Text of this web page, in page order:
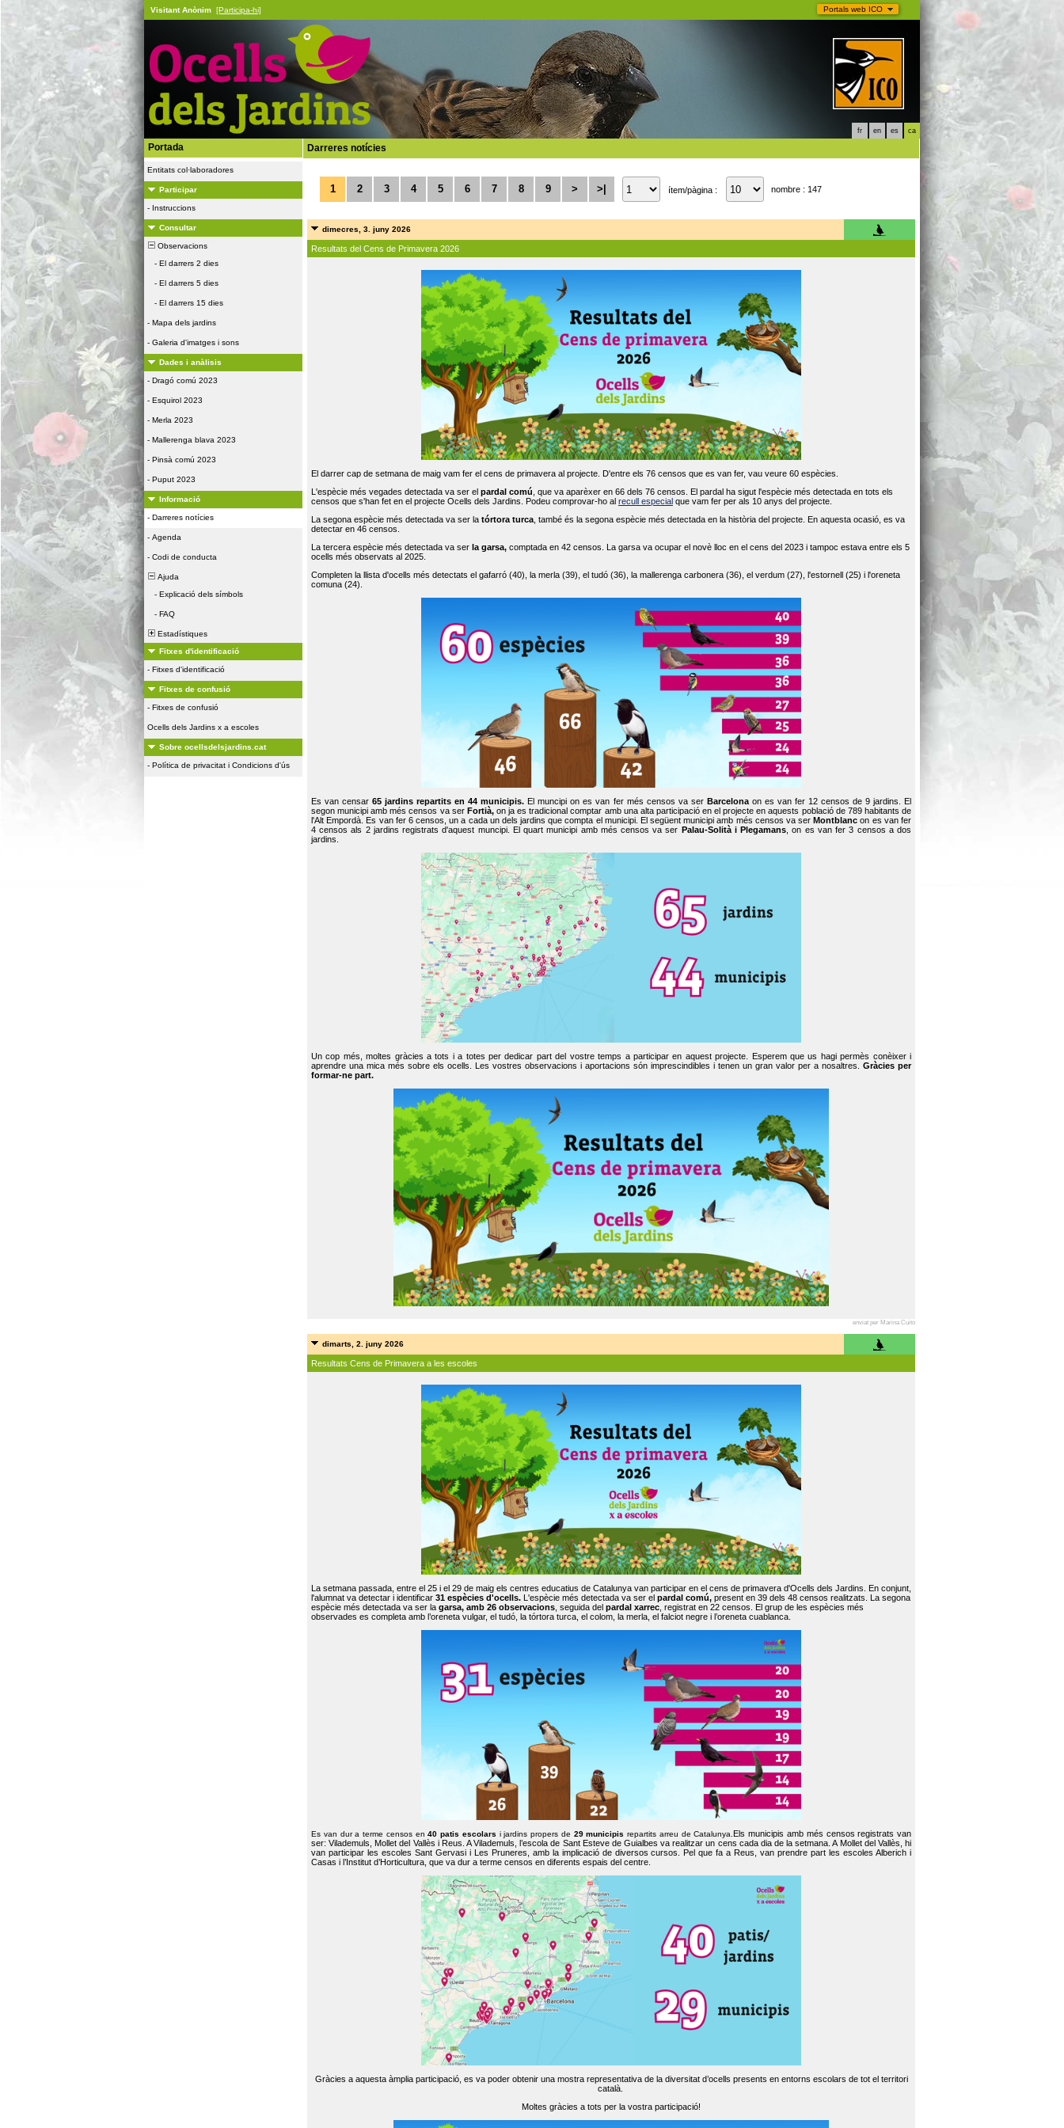
Portals web ICO
Visitant Anònim [Participa-hi]
fr en es ca
Portada
Entitats col·laboradores
Participar
- Instruccions
Consultar
Observacions
- El darrers 2 dies
- El darrers 5 dies
- El darrers 15 dies
- Mapa dels jardins
- Galeria d'imatges i sons
Dades i anàlisis
- Dragó comú 2023
- Esquirol 2023
- Merla 2023
- Mallerenga blava 2023
- Pinsà comú 2023
- Puput 2023
Informació
- Darreres notícies
- Agenda
- Codi de conducta
Ajuda
- Explicació dels símbols
- FAQ
Estadístiques
Fitxes d'identificació
- Fitxes d'identificació
Fitxes de confusió
- Fitxes de confusió
Ocells dels Jardins x a escoles
Sobre ocellsdelsjardins.cat
- Política de privacitat i Condicions d'ús
Darreres notícies
1 2 3 4 5 6 7 8 9 > >| ítem/pàgina : nombre : 147
dimecres, 3. juny 2026
Resultats del Cens de Primavera 2026
El darrer cap de setmana de maig vam fer el cens de primavera al projecte. D'entre els 76 censos que es van fer, vau veure 60 espècies.
L'espècie més vegades detectada va ser el pardal comú , que va aparèxer en 66 dels 76 censos. El pardal ha sigut l'espècie més detectada en tots els
censos que s'han fet en el projecte Ocells dels Jardins. Podeu comprovar-ho al recull especial que vam fer per als 10 anys del projecte.
La segona espècie més detectada va ser la tórtora turca , també és la segona espècie més detectada en la història del projecte. En aquesta ocasió, es va
detectar en 46 censos.
La tercera espècie més detectada va ser la garsa, comptada en 42 censos. La garsa va ocupar el novè lloc en el cens del 2023 i tampoc estava entre els 5
ocells més observats al 2025.
Completen la llista d'ocells més detectats el gafarró (40), la merla (39), el tudó (36), la mallerenga carbonera (36), el verdum (27), l'estornell (25) i l'oreneta
comuna (24).
Es van censar65 jardins repartits en 44 municipis. El muncipi on es van fer més censos va ser Barcelonaon es van fer 12 censos de 9 jardins. El
segon municipi amb més censos va ser Fortià, on ja es tradicional comptar amb una alta participació en el projecte en aquests població de 789 habitants de
l'Alt Empordà. Es van fer 6 censos, un a cada un dels jardins que compta el municipi. El següent municipi amb més censos va serMontblanc on es van fer
4 censos als 2 jardins registrats d'aquest muncipi. El quart municipi amb més censos va ser Palau-Solità i Plegamans , on es van fer 3 censos a dos
jardins.
Un cop més, moltes gràcies a tots i a totes per dedicar part del vostre temps a participar en aquest projecte. Esperem que us hagi permès conèixer i
aprendre una mica més sobre els ocells. Les vostres observacions i aportacions són imprescindibles i tenen un gran valor per a nosaltres. Gràcies per
formar-ne part.
enviat per Marina Cuito
dimarts, 2. juny 2026
Resultats Cens de Primavera a les escoles
La setmana passada, entre el 25 i el 29 de maig els centres educatius de Catalunya van participar en el cens de primavera d'Ocells dels Jardins. En conjunt,
l'alumnat va detectar i identificar 31 espècies d'ocells. L'espècie més detectada va ser el pardal comú, present en 39 dels 48 censos realitzats. La segona
espècie més detectada va ser la garsa, amb 26 observacions , seguida del pardal xarrec , registrat en 22 censos. El grup de les espècies més
observades es completa amb l’oreneta vulgar, el tudó, la tórtora turca, el colom, la merla, el falciot negre i l’oreneta cuablanca.
Es van dur a terme censos en40 patis escolars i jardins propers de 29 municipis repartits arreu de Catalunya. Els municipis amb més censos registrats van
ser: Vilademuls, Mollet del Vallès i Reus. A Vilademuls, l’escola de Sant Esteve de Guialbes va realitzar un cens cada dia de la setmana. A Mollet del Vallès, hi
van participar les escoles Sant Gervasi i Les Pruneres, amb la implicació de diversos cursos. Pel que fa a Reus, van prendre part les escoles Alberich i
Casas i l’Institut d’Horticultura, que va dur a terme censos en diferents espais del centre.
Gràcies a aquesta àmplia participació, es va poder obtenir una mostra representativa de la diversitat d’ocells presents en entorns escolars de tot el territori
català.
Moltes gràcies a tots per la vostra participació!